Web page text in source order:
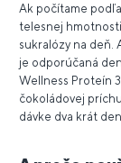
Ak počítame
telesnej
sukralózy na deň.
je odporúčaná
Wellness Proteín
čokoládovej
dávke dva krát